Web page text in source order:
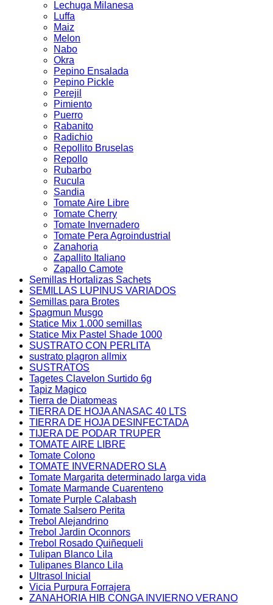
Lechuga Milanesa
Luffa
Maiz
Melon
Nabo
Okra
Pepino Ensalada
Pepino Pickle
Perejil
Pimiento
Puerro
Rabanito
Radichio
Repollito Bruselas
Repollo
Rubarbo
Rucula
Sandia
Tomate Aire Libre
Tomate Cherry
Tomate Invernadero
Tomate Pera Agroindustrial
Zanahoria
Zapallito Italiano
Zapallo Camote
Semillas Hortalizas Sachets
SEMILLAS LUPINUS VARIADOS
Semillas para Brotes
Spagmun Musgo
Statice Mix 1.000 semillas
Statice Mix Pastel Shade 1000
SUSTRATO CON PERLITA
sustrato plagron allmix
SUSTRATOS
Tagetes Clavelon Surtido 6g
Tapiz Magico
Tierra de Diatomeas
TIERRA DE HOJA ANASAC 40 LTS
TIERRA DE HOJA DESINFECTADA
TIJERA DE PODAR TRUPER
TOMATE AIRE LIBRE
Tomate Colono
TOMATE INVERNADERO SLA
Tomate Margarita determinado larga vida
Tomate Marmande Cuarenteno
Tomate Purple Calabash
Tomate Salsero Perita
Trebol Alejandrino
Trebol Jardin Oconnors
Trebol Rosado Quiñequeli
Tulipan Blanco Lila
Tulipanes Blanco Lila
Ultrasol Inicial
Vicia Purpura Forrajera
ZANAHORIA HIB CONGA INVIERNO VERANO